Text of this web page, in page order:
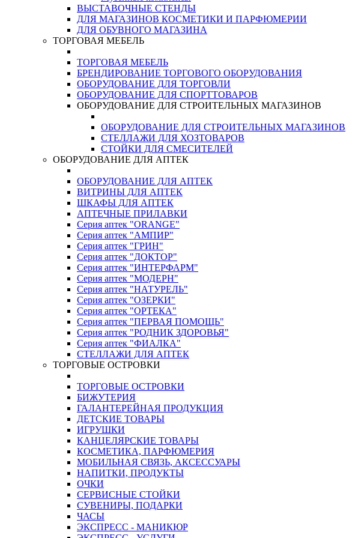
ВЫСТАВОЧНЫЕ СТЕНДЫ
ДЛЯ МАГАЗИНОВ КОСМЕТИКИ И ПАРФЮМЕРИИ
ДЛЯ ОБУВНОГО МАГАЗИНА
ТОРГОВАЯ МЕБЕЛЬ
ТОРГОВАЯ МЕБЕЛЬ
БРЕНДИРОВАНИЕ ТОРГОВОГО ОБОРУДОВАНИЯ
ОБОРУДОВАНИЕ ДЛЯ ТОРГОВЛИ
ОБОРУДОВАНИЕ ДЛЯ СПОРТТОВАРОВ
ОБОРУДОВАНИЕ ДЛЯ СТРОИТЕЛЬНЫХ МАГАЗИНОВ
ОБОРУДОВАНИЕ ДЛЯ СТРОИТЕЛЬНЫХ МАГАЗИНОВ
СТЕЛЛАЖИ ДЛЯ ХОЗТОВАРОВ
СТОЙКИ ДЛЯ СМЕСИТЕЛЕЙ
ОБОРУДОВАНИЕ ДЛЯ АПТЕК
ОБОРУДОВАНИЕ ДЛЯ АПТЕК
ВИТРИНЫ ДЛЯ АПТЕК
ШКАФЫ ДЛЯ АПТЕК
АПТЕЧНЫЕ ПРИЛАВКИ
Серия аптек "ORANGE"
Серия аптек "АМПИР"
Серия аптек "ГРИН"
Серия аптек "ДОКТОР"
Серия аптек "ИНТЕРФАРМ"
Серия аптек "МОДЕРН"
Серия аптек "НАТУРЕЛЬ"
Серия аптек "ОЗЕРКИ"
Серия аптек "ОРТЕКА"
Серия аптек "ПЕРВАЯ ПОМОЩЬ"
Серия аптек "РОДНИК ЗДОРОВЬЯ"
Серия аптек "ФИАЛКА"
СТЕЛЛАЖИ ДЛЯ АПТЕК
ТОРГОВЫЕ ОСТРОВКИ
ТОРГОВЫЕ ОСТРОВКИ
БИЖУТЕРИЯ
ГАЛАНТЕРЕЙНАЯ ПРОДУКЦИЯ
ДЕТСКИЕ ТОВАРЫ
ИГРУШКИ
КАНЦЕЛЯРСКИЕ ТОВАРЫ
КОСМЕТИКА, ПАРФЮМЕРИЯ
МОБИЛЬНАЯ СВЯЗЬ, АКСЕССУАРЫ
НАПИТКИ, ПРОДУКТЫ
ОЧКИ
СЕРВИСНЫЕ СТОЙКИ
СУВЕНИРЫ, ПОДАРКИ
ЧАСЫ
ЭКСПРЕСС - МАНИКЮР